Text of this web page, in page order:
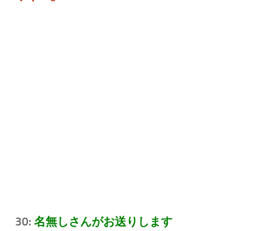
30: 名無しさんがお送りします